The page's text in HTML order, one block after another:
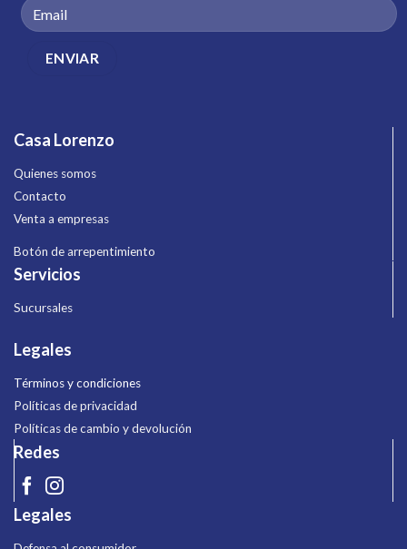
Casa Lorenzo
Quienes somos
Contacto
Venta a empresas
Botón de arrepentimiento
Servicios
Sucursales
Legales
Términos y condiciones
Políticas de privacidad
Políticas de cambio y devolución
Redes
Legales